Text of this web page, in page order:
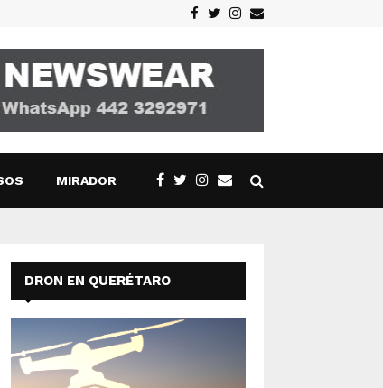
Facebook
TwitterInstagram
Email
MIRADOR
DRON EN QUERÉTARO